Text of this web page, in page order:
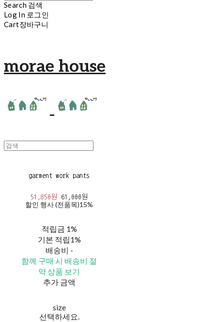
Search 검색
Log In 로그인
Cart장바구니
morae house
garment work pants
51,850원 61,000원
할인 행사 (전품목)15%
적립금 1%
기본 적립1%
배송비 -
함께 구매 시 배송비 절
약 상품 보기
추가 금액
size
선택하세요.